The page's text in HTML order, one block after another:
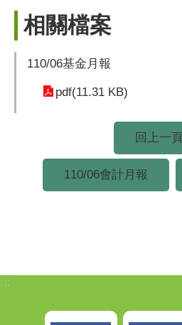
相關檔案
110/06基金月報
pdf(11.31 KB)
回上一頁
110/06會計月報
:::